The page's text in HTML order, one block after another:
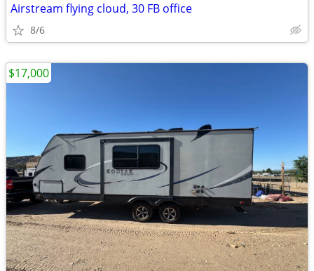
Airstream flying cloud, 30 FB office
8/6
$17,000